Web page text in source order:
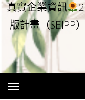
真實企業資訊
版計畫（SEIPP